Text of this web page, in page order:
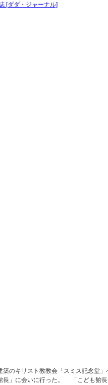
[ダダ・ジャーナル]
のキリスト教教会「スミス記念堂
長」に会いに行った。 「こども館